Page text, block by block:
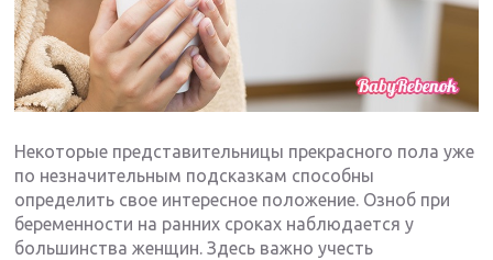
Некоторые представительницы прекрасного пола уже
по незначительным подсказкам способны
определить свое интересное положение. Озноб при
беременности на ранних сроках наблюдается у
большинства женщин. Здесь важно учесть